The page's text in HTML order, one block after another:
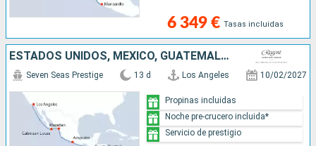
6 349 € Tasas incluidas
ESTADOS UNIDOS, MÉXICO, GUATEMALA, COSTA RICA, PANAMÁ
Seven Seas Prestige 13 d Los Angeles 10/02/2027
Propinas incluidas
Noche pre-crucero incluida*
Servicio de prestigio